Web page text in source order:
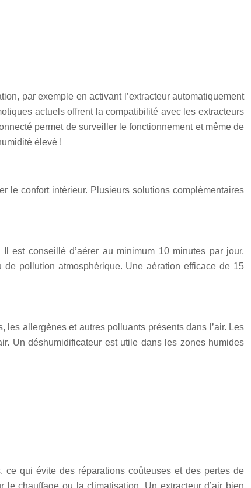
par exemple en activant l’extracteur automatiquement
actuels offrent la compatibilité avec les extracteurs
permet de surveiller le fonctionnement et même de
élevé !
le confort intérieur. Plusieurs solutions complémentaires
est conseillé d’aérer au minimum 10 minutes par jour,
pollution atmosphérique. Une aération efficace de 15
les allergènes et autres polluants présents dans l’air. Les
Un déshumidificateur est utile dans les zones humides
ce qui évite des réparations coûteuses et des pertes de
chauffage ou la climatisation. Un extracteur d’air bien